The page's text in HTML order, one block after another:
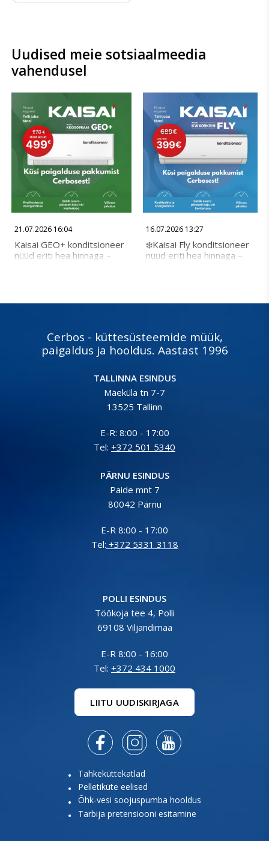
Uudised meie sotsiaalmeedia
vahendusel
21.07.2026 16:04
Kaisai GEO+ konditsioneer
nüüd eriti hea hinnaga –
t=install Vaata toodet 👇
https://www.cerbos.ee/et/tootevalik/konditsioneerid-
271-c…
16.07.2026 13:27
❄️Kaisai Fly konditsioneer
nüüd eriti hea hinnaga –
t=install Vaata toodet 👇
https://www.cerbos.ee/
…/konditsioneer-kaisai-fly-
Cerbos - küttesüsteemide müük,
paigaldus ja hooldus. Aastast 1996
TALLINNA ESINDUS
Mäeküla tn 7-7
13525 Tallinn
E-R: 8:00 - 17:00
Tel: +372 501 5340
PÄRNU ESINDUS
Paide mnt 7
80042 Pärnu
E-R 8:00 - 17:00
Tel: +372 5331 3118
POLLI ESINDUS
Töökoja tee 4, Polli
69108 Viljandimaa
E-R 8:00 - 16:00
Tel: +372 434 1000
LIITU UUDISKIRJAGA
  
Tahkeküttekatlad
Pelletiküte eelised
Õhk-vesi soojuspumba hooldus
Tarbija pretensiooni esitamine